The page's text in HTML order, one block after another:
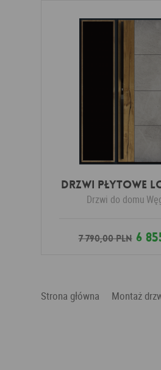
DRZWI PŁYTOWE
Drzwi do domu
7 790,00 PLN6
Strona główna Montaż